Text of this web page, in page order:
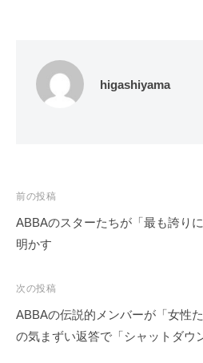
higashiyama
投
稿
ナ
ゲ
ー
シ
前の投稿
ABBAのスターたちが「最も誇り
明かす
次の投稿
ABBAの伝説的メンバーが「女性
の気まずい返答で「シャットダウ